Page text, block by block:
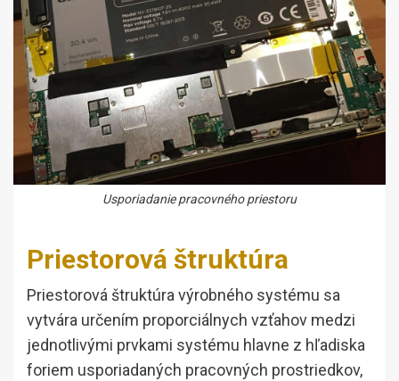
Usporiadanie pracovného priestoru
Priestorová štruktúra
Priestorová štruktúra výrobného systému sa
vytvára určením proporciálnych vzťahov medzi
jednotlivými prvkami systému hlavne z hľadiska
foriem usporiadaných pracovných prostriedkov,